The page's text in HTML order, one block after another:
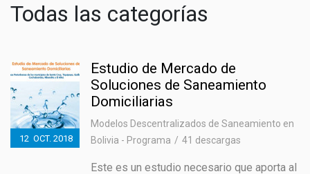
Todas las categorías
12 OCT. 2018
Estudio de Mercado de
Soluciones de Saneamiento
Domiciliarias
Modelos Descentralizados de Saneamiento en
Bolivia - Programa
41 descargas
Este es un estudio necesario que aporta al